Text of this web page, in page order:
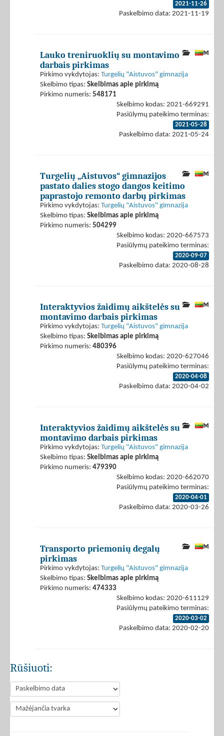
2021-11-26
Paskelbimo data: 2021-11-19
Lauko treniruoklių su montavimo
darbais pirkimas
Pirkimo vykdytojas: Turgelių "Aistuvos" gimnazija
Skelbimo tipas: Skelbimas apie pirkimą
Pirkimo numeris: 548171
Skelbimo kodas: 2021-669291
Pasiūlymų pateikimo terminas:
2021-05-28
Paskelbimo data: 2021-05-24
Turgelių „Aistuvos“ gimnazijos
pastato dalies stogo dangos keitimo
paprastojo remonto darbų pirkimas
Pirkimo vykdytojas: Turgelių "Aistuvos" gimnazija
Skelbimo tipas: Skelbimas apie pirkimą
Pirkimo numeris: 504299
Skelbimo kodas: 2020-667573
Pasiūlymų pateikimo terminas:
2020-09-07
Paskelbimo data: 2020-08-28
Interaktyvios žaidimų aikštelės su
montavimo darbais pirkimas
Pirkimo vykdytojas: Turgelių "Aistuvos" gimnazija
Skelbimo tipas: Skelbimas apie pirkimą
Pirkimo numeris: 480396
Skelbimo kodas: 2020-627046
Pasiūlymų pateikimo terminas:
2020-04-08
Paskelbimo data: 2020-04-02
Interaktyvios žaidimų aikštelės su
montavimo darbais pirkimas
Pirkimo vykdytojas: Turgelių "Aistuvos" gimnazija
Skelbimo tipas: Skelbimas apie pirkimą
Pirkimo numeris: 479390
Skelbimo kodas: 2020-662070
Pasiūlymų pateikimo terminas:
2020-04-01
Paskelbimo data: 2020-03-26
Transporto priemonių degalų
pirkimas
Pirkimo vykdytojas: Turgelių "Aistuvos" gimnazija
Skelbimo tipas: Skelbimas apie pirkimą
Pirkimo numeris: 474333
Skelbimo kodas: 2020-611129
Pasiūlymų pateikimo terminas:
2020-03-02
Paskelbimo data: 2020-02-20
Rūšiuoti: